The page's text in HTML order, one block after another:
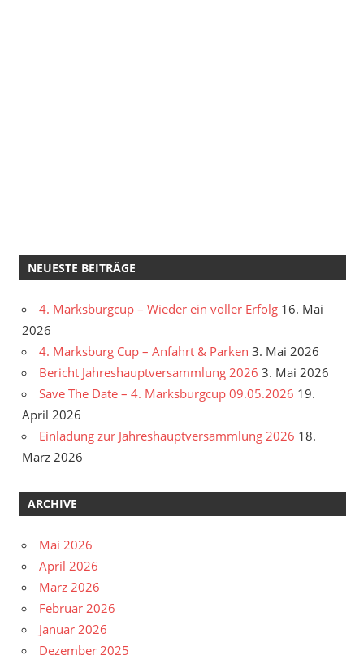
NEUESTE BEITRÄGE
4. Marksburgcup – Wieder ein voller Erfolg 16. Mai
2026
4. Marksburg Cup – Anfahrt & Parken 3. Mai 2026
Bericht Jahreshauptversammlung 2026 3. Mai 2026
Save The Date – 4. Marksburgcup 09.05.2026 19.
April 2026
Einladung zur Jahreshauptversammlung 2026 18.
März 2026
ARCHIVE
Mai 2026
April 2026
März 2026
Februar 2026
Januar 2026
Dezember 2025